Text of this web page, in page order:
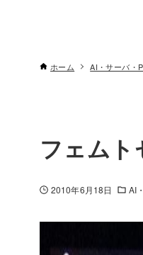
ホーム AI・サーバ・
フェムト
2010年6月18日 AI